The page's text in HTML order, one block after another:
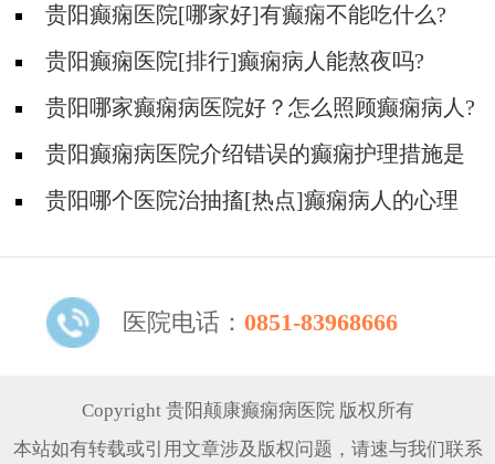
贵阳癫痫医院[哪家好]有癫痫不能吃什么?
贵阳癫痫医院[排行]癫痫病人能熬夜吗?
贵阳哪家癫痫病医院好？怎么照顾癫痫病人?
贵阳癫痫病医院介绍错误的癫痫护理措施是
哪些？
贵阳哪个医院治抽搐[热点]癫痫病人的心理
医院电话： 0851-83968666
Copyright 贵阳颠康癫痫病医院 版权所有
本站如有转载或引用文章涉及版权问题，请速与我们联系